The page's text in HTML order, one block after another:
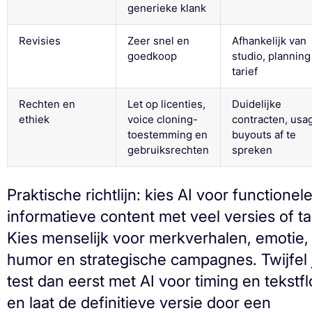
generieke klank
Revisies
Zeer snel en
goedkoop
Afhankelijk van
studio,
tarief
Rechten en
ethiek
Let op licenties,
voice cloning-
toestemming en
gebruiksrechten
Duidelijke
contracten,
buyouts af te
spreken
Praktische richtlijn: kies AI voor
informatieve content met veel versies of
Kies menselijk voor merkverhalen, emotie,
humor en strategische campagnes. Twijfel
test dan eerst met AI voor timing en
en laat de definitieve versie door een